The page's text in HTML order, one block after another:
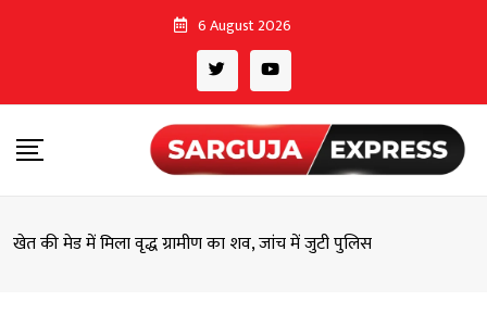
6 August 2026
खेत की मेड में मिला वृद्ध ग्रामीण का शव, जांच में जुटी पुलिस